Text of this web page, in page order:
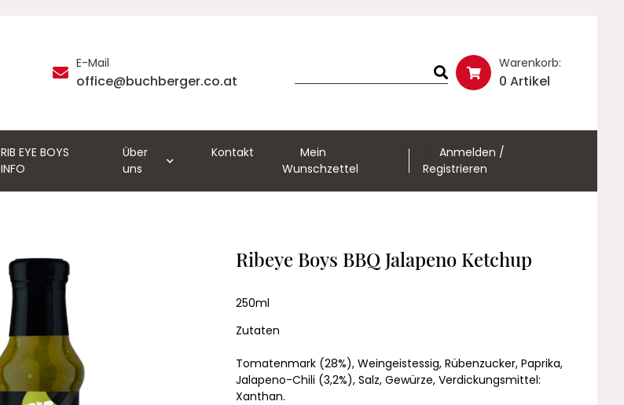
E-Mail
office@buchberger.co.at
Warenkorb:
0 Artikel
RIB EYE BOYS
INFO
Über
uns
Kontakt
Mein
Wunschzettel
Anmelden /
Registrieren
Ribeye Boys BBQ Jalapeno Ketchup
250ml
Zutaten
Tomatenmark (28%), Weingeistessig, Rübenzucker, Paprika,
Jalapeno-Chili (3,2%), Salz, Gewürze, Verdickungsmittel:
Xanthan.